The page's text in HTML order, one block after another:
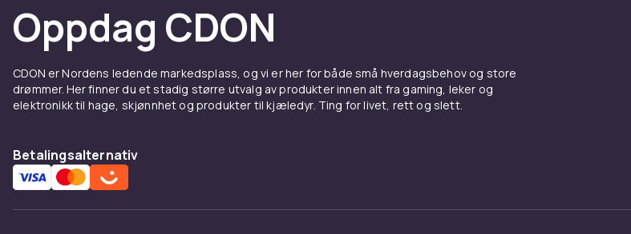
Oppdag CDON
CDON er Nordens ledende markedsplass, og vi er her for både små hverdagsbehov og store
drømmer. Her finner du et stadig større utvalg av produkter innen alt fra gaming, leker og
elektronikk til hage, skjønnhet og produkter til kjæledyr. Ting for livet, rett og slett.
Betalingsalternativ